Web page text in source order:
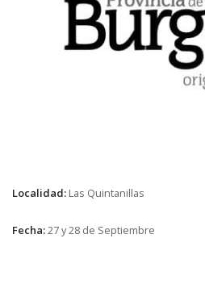
Localidad: Las Quintanillas
Fecha:27 y 28 de Septiembre